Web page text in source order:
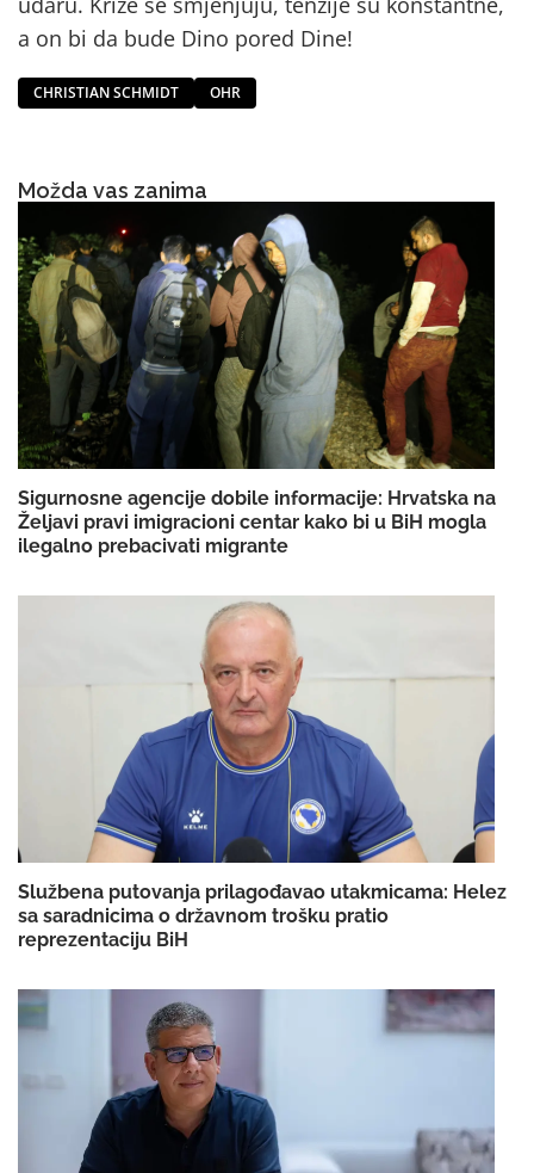
a on bi da bude Dino pored Dine!
CHRISTIAN SCHMIDT OHR
Možda vas zanima
Sigurnosne agencije dobile informacije: Hrvatska na
Željavi pravi imigracioni centar kako bi u BiH mogla
ilegalno prebacivati migrante
Službena putovanja prilagođavao utakmicama: Helez
sa saradnicima o državnom trošku pratio
reprezentaciju BiH